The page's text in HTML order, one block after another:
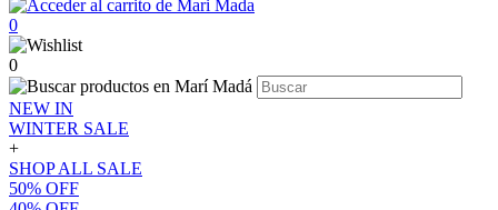
0
0
NEW IN
WINTER SALE
+
SHOP ALL SALE
50% OFF